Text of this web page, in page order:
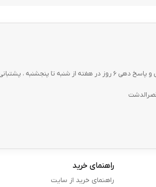
پشتیبانی و پاسخ دهی 6 روز در هفته از شنبه تا پنجشنبه ،
راهنمای خرید
راهنمای خرید از سایت